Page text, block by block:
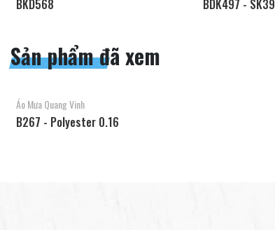
BKD568 BDK497 - SK39
Sản phẩm đã xem
Áo Mưa Quang Vinh
B267 - Polyester 0.16